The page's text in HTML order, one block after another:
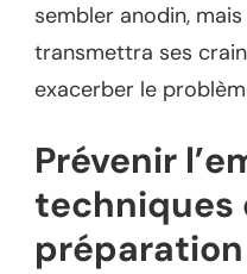
sembler anodin,
transmettra ses
exacerber le
Prévenir
techniques
préparation